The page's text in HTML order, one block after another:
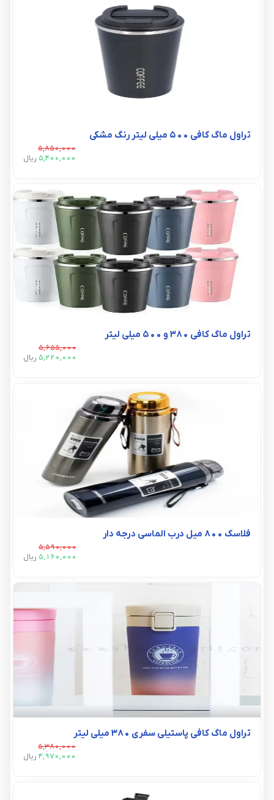
تراول ماگ کافی ۵۰۰ میلی لیتر رنگ مشکی
5,850,000
5,400,000 ريال
تراول ماگ کافی 380 و 500 میلی لیتر
5,655,000
5,220,000 ريال
فلاسک ۸۰۰ میل درب الماسی درجه دار
5,590,000
5,160,000 ريال
تراول ماگ کافی پاستیلی سفری 380 میلی لیتر
5,380,000
4,970,000 ريال